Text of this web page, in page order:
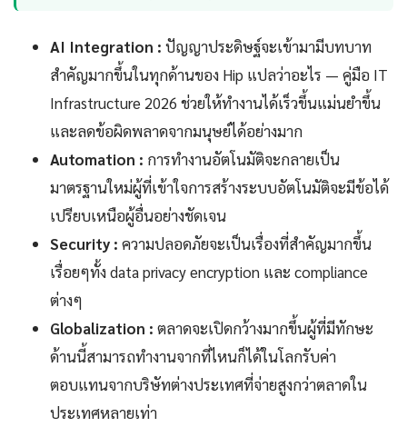
AI Integration : ปัญญาประดิษฐ์จะเข้ามามีบทบาท
สำคัญมากขึ้นในทุกด้านของ Hip แปลว่าอะไร — คู่มือ IT
Infrastructure 2026 ช่วยให้ทำงานได้เร็วขึ้นแม่นยำขึ้น
และลดข้อผิดพลาดจากมนุษย์ได้อย่างมาก
Automation : การทำงานอัตโนมัติจะกลายเป็น
มาตรฐานใหม่ผู้ที่เข้าใจการสร้างระบบอัตโนมัติจะมีข้อได้
เปรียบเหนือผู้อื่นอย่างชัดเจน
Security : ความปลอดภัยจะเป็นเรื่องที่สำคัญมากขึ้น
เรื่อยๆทั้ง data privacy encryption และ compliance
ต่างๆ
Globalization : ตลาดจะเปิดกว้างมากขึ้นผู้ที่มีทักษะ
ด้านนี้สามารถทำงานจากที่ไหนก็ได้ในโลกรับค่า
ตอบแทนจากบริษัทต่างประเทศที่จ่ายสูงกว่าตลาดใน
ประเทศหลายเท่า